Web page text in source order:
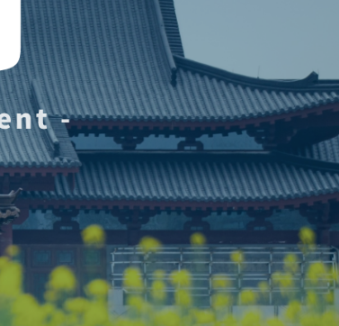
Work and Life
工作条件
人文关怀
住房资源
生活环境
子女教育
服务保障